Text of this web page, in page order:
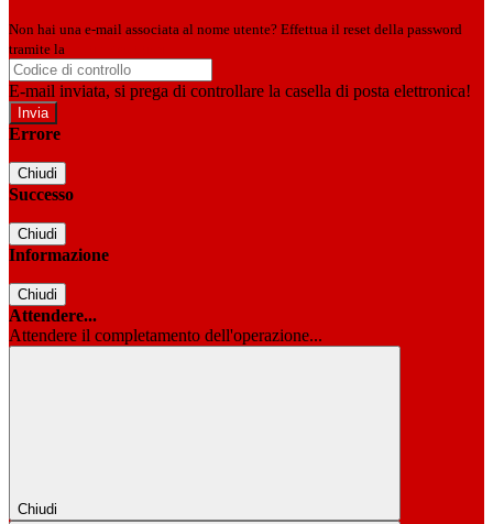
Non hai una e-mail associata al nome utente? Effettua il reset della password
tramite la
E-mail inviata, si prega di controllare la casella di posta elettronica!
Errore
Chiudi
Successo
Chiudi
Informazione
Chiudi
Attendere...
Attendere il completamento dell'operazione...
Chiudi